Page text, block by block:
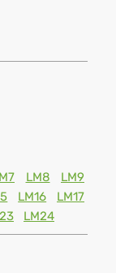
LM8
LM9
LM16
LM17
LM24